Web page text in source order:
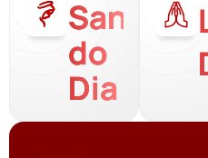
Santo
do
Dia